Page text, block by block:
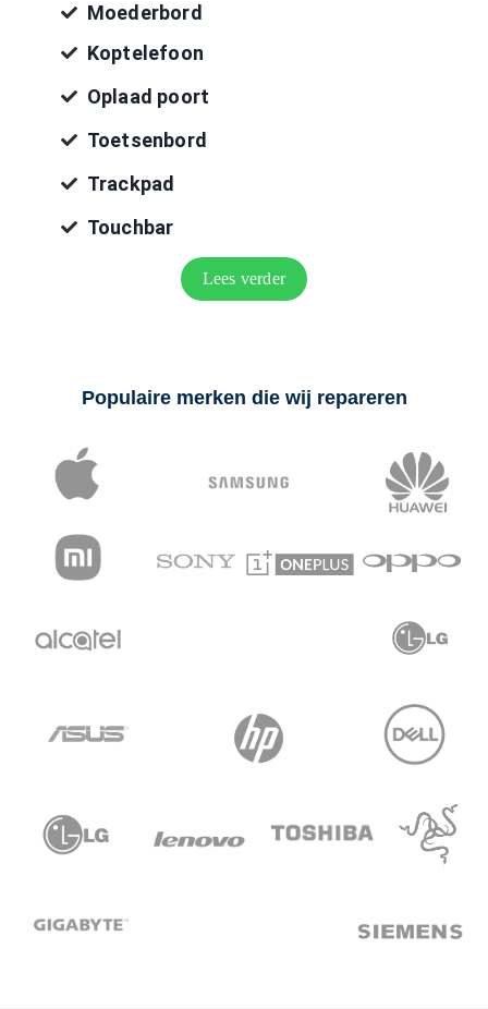
Moederbord
Koptelefoon
Oplaad poort
Toetsenbord
Trackpad
Touchbar
Lees verder
Populaire merken die wij repareren